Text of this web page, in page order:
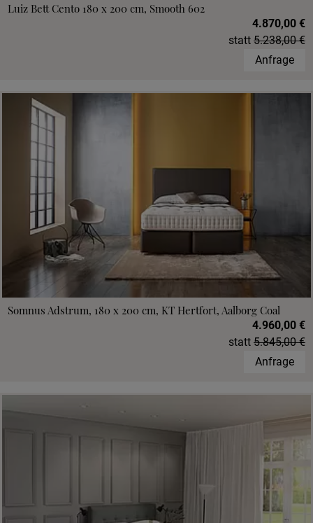
Luiz Bett Cento 180 x 200 cm, Smooth 602
4.870,00 €
statt 5.238,00 €
Anfrage
Somnus Adstrum, 180 x 200 cm, KT Hertfort, Aalborg Coal
4.960,00 €
statt 5.845,00 €
Anfrage